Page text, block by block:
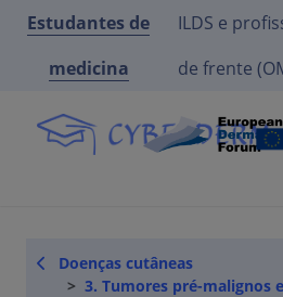
Estudantes de
medicina
ILDS e
de frente
Doenças cutâneas
3. Tumores pré-malignos